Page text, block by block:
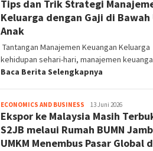
Pelaksana
Tips dan Trik Strategi
Keluarga dengan Gaji di Bawah
Anak
Tantangan Manajemen Keuangan
kehidupan sehari-hari, manajemen
Baca Berita Selengkapnya
ECONOMICS AND BUSINESS Redaktur
Pelaksana
13 Juni 2026
Ekspor ke Malaysia Masih
S2JB melaui Rumah BUMN
UMKM Menembus Pasar Global